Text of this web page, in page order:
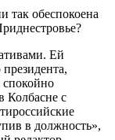
так обеспокоена
Ей
Колбасне с
в должность»,